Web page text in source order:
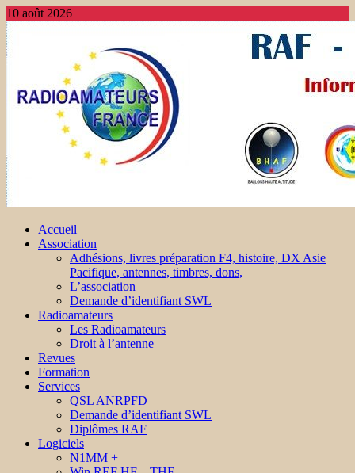
10 août 2026
Accueil
Association
Adhésions, livres préparation F4, histoire, DX Asie
Pacifique, antennes, timbres, dons,
L’association
Demande d’identifiant SWL
Radioamateurs
Les Radioamateurs
Droit à l’antenne
Revues
Formation
Services
QSL ANRPFD
Demande d’identifiant SWL
Diplômes RAF
Logiciels
N1MM +